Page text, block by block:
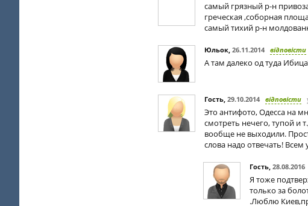
самый грязный р-н
греческая ,соборная
самый тихий р-н
Юльок, 26.11.2014 відповісти
А там далеко од туда
Гость, 29.10.2014 відповісти
Это антифото, Одесса на
смотреть нечего, тупой и
вообще не выходили.
слова надо отвечать! Всем
Гость, 28.08.2016
Я тоже
только за
.Люблю